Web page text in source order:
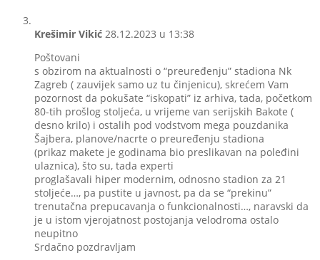
Krešimir Vikić 28.12.2023 u 13:38
Poštovani
s obzirom na aktualnosti o “preuređenju” stadiona Nk
Zagreb ( zauvijek samo uz tu činjenicu), skrećem Vam
pozornost da pokušate “iskopati” iz arhiva, tada, početkom
80-tih prošlog stoljeća, u vrijeme van serijskih Bakote (
desno krilo) i ostalih pod vodstvom mega pouzdanika
Šajbera, planove/nacrte o preuređenju stadiona
(prikaz makete je godinama bio preslikavan na poleđini
ulaznica), što su, tada experti
proglašavali hiper modernim, odnosno stadion za 21
stoljeće…, pa pustite u javnost, pa da se “prekinu”
trenutačna prepucavanja o funkcionalnosti…, naravski da
je u istom vjerojatnost postojanja velodroma ostalo
neupitno
Srdačno pozdravljam